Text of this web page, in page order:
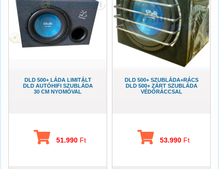
DLD 500+ LÁDA LIMITÁLT
DLD AUTÓHIFI SZUBLÁDA
30 CM NYOMÓVAL
51.990 Ft
DLD 500+ SZUBLÁDA+RÁCS
DLD 500+ ZÁRT SZUBLÁDA
VÉDŐRÁCCSAL
53.990 Ft